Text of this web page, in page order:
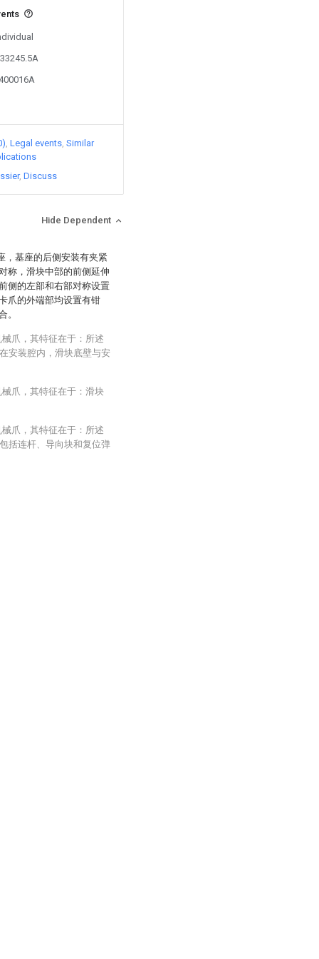
Legal events Similar
Discuss
Hide Dependent
，基座的后侧安装有夹紧
称，滑块中部的前侧延伸
侧的左部和右部对称设置
爪的外端部均设置有钳
。
爪，其特征在于：所述
安装腔内，滑块底壁与安
爪，其特征在于：滑块
爪，其特征在于：所述
括连杆、导向块和复位弹